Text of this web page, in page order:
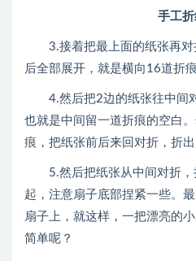
手工
3.接着把最上面的纸张再对
后全部展开，就是横向16道折
4.然后把2边的纸张往中间对
也就是中间留一道折痕的空白
痕，把纸张前后来回对折，折出
5.然后把纸张从中间对折，
起，注意扇子底部捏紧一些。
扇子上，就这样，一把漂亮的
简单呢？